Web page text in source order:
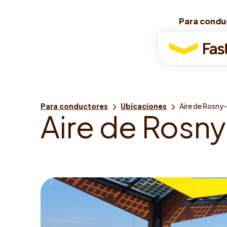
Para
Para
Para
Usted
está
aquí:
Para conductores Ubicaciones Aire de
Aire de Rosny